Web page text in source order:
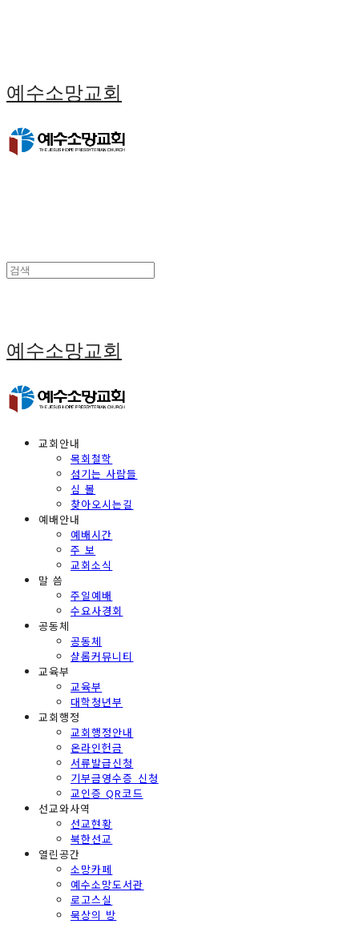
예수소망교회
예수소망교회
교회안내
목회철학
섬기는 사람들
심 볼
찾아오시는길
예배안내
예배시간
주 보
교회소식
말 씀
주일예배
수요사경회
공동체
공동체
샬롬커뮤니티
교육부
교육부
대학청년부
교회행정
교회행정안내
온라인헌금
서류발급신청
기부금영수증 신청
교인증 QR코드
선교와사역
선교현황
북한선교
열린공간
소망카페
예수소망도서관
로고스실
묵상의 방